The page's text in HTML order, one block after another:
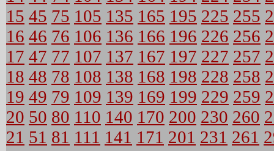
15 45 75 105 135 165 195 225 255
16 46 76 106 136 166 196 226 256
17 47 77 107 137 167 197 227 257
18 48 78 108 138 168 198 228 258
19 49 79 109 139 169 199 229 259
20 50 80 110 140 170 200 230 260
21 51 81 111 141 171 201 231 261